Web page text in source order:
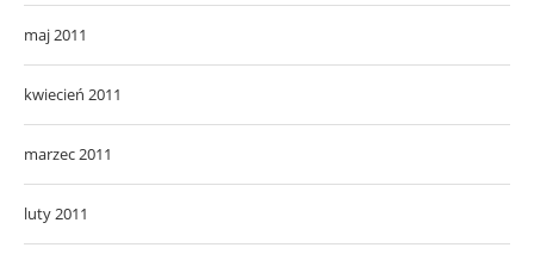
maj 2011
kwiecień 2011
marzec 2011
luty 2011